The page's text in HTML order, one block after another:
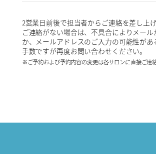
2営業日前後で担当者からご連絡を差し上げ
ご連絡がない場合は、不具合によりメー
か、メールアドレスのご入力の可能性が
手数ですが再度お問い合わせください。
※ご予約および予約内容の変更は各サロンに直接ご連